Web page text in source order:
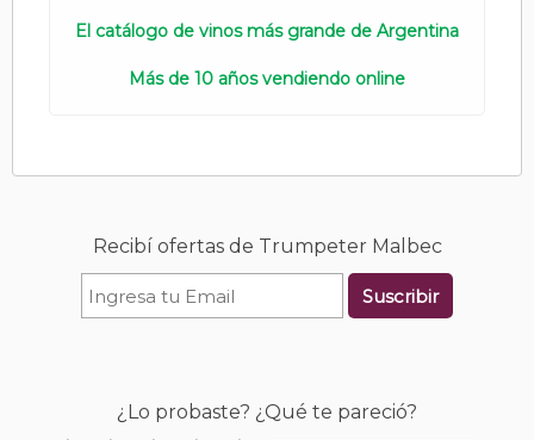
El catálogo de vinos más grande de Argentina
Más de 10 años vendiendo online
Recibí ofertas de Trumpeter Malbec
Suscribir
¿Lo probaste? ¿Qué te pareció?